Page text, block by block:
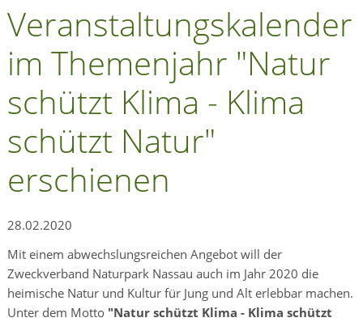
Veranstaltungskalender
im Themenjahr "Natur
schützt Klima - Klima
schützt Natur"
erschienen
28.02.2020
Mit einem abwechslungsreichen Angebot will der
Zweckverband Naturpark Nassau auch im Jahr 2020 die
heimische Natur und Kultur für Jung und Alt erlebbar machen.
Unter dem Motto "Natur schützt Klima - Klima schützt